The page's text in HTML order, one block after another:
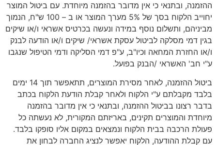
ההזמנה, ובתנאי כי אין מדובר בהזמנה מיוחדת. עם ביטול המוצר
יחוייב הלקוח בסך של 5% מערך המוצר או ב – 100 ש"ח, הנמוך
מביניהם, ותשלום נוסף במידה ונעשה בכרטיס אשראי ו/או שיקים
בגין דמי מסלקה לביטול עסקת אשראי/ שיקים ו/או הודעה לבנק
ו/או החזרת המחאה וכיו"ב, ע"פ דמי הסליקה ודמי הטיפול שנגבו
ע"י חב' האשראי /הבנק בפועל.
ביטול ההזמנה, לאחר מסירת המוצרים, תתאפשר תוך 14 ימים
בלבד מקבלתם ע"י הלקוח ולאחר קבלת הודעת הלקוח בכתב
בדבר רצונו בביטול ההזמנה, ובתנאי כי אין מדובר בהזמנה
מיוחדת והמוצרים תקינים, באריזתם המקורית, לא נעשתה כל
פעולת הרכבה בבית הלקוח ונמצאים במקום אליו סופקו בלבד.
עם קבלת ההודעה, הלקוח יאפשר לנציג החברה לבחון את